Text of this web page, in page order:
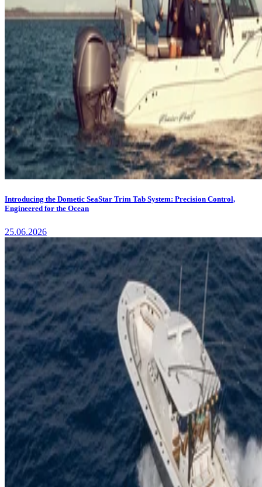
Introducing the Dometic SeaStar Trim Tab System: Precision Control,
Engineered for the Ocean
25.06.2026